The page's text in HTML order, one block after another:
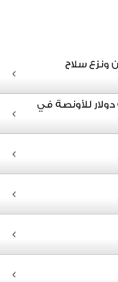
ونزع سلاح
الذهب إلى 5 آلاف دولار للأونصة في